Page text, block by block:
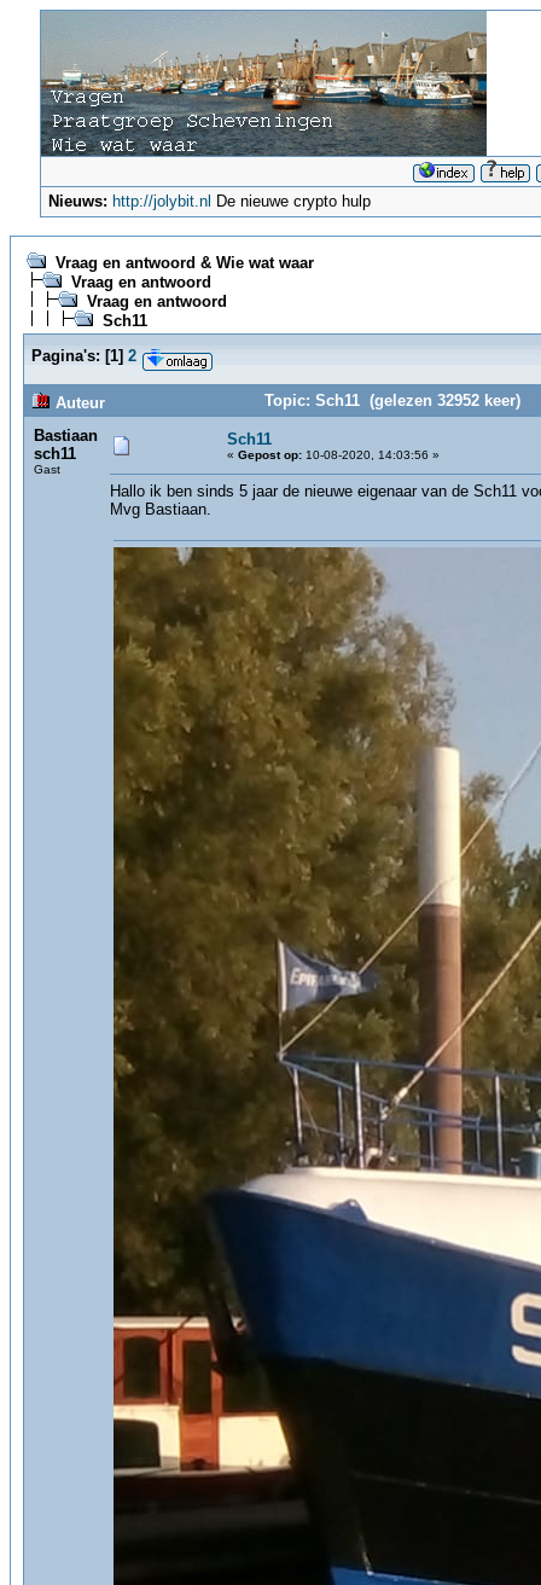
Nieuws: http://jolybit.nl De nieuwe crypto hulp
Vraag en antwoord & Wie wat waar
Vraag en antwoord
Vraag en antwoord
Sch11
Pagina's: [1] 2
Auteur
Topic: Sch11 (gelezen 32952 keer)
Bastiaan
sch11
Gast
Sch11
« Gepost op: 10-08-2020, 14:03:56 »
Hallo ik ben sinds 5 jaar de nieuwe eigenaar van de Sch11
Mvg Bastiaan.